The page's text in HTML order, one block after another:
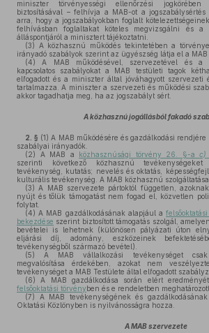
miniszter törvényességi ellenőrzési
biztosításával – felhívja a MAB-ot a jogszabálysértés
arra, hogy a jogszabályokban foglalt
felhívásban foglaltakat köteles megvizsgálni és a
álláspontjáról a minisztert tájékoztatni.
(3) A közhasznú működés tekintetében a
irányadó szabályok szerint az ügyészség látja el a MAB
(4) A MAB működésével, szervezetével és a
kapcsolatos szabályokat a MAB testületi tagok
elfogadott és a miniszter által jóváhagyott szervezeti
tartalmazza. A miniszter a szervezeti és működési
akkor tagadhatja meg, ha az jogszabályt sért.
A közhasznú jogállásból fakadó
2. § (1) A MAB működésére és gazdálkodási rendjére
szabályai irányadók.
(2) A MAB a közhasznúsági törvény 26. §-ac)
szerinti következő közhasznú
tevékenység, kutatás; nevelés és oktatás,
kulturális tevékenység. A MAB közhasznú
(3) A MAB szervezete pártoktól független,
nyújt és tőlük támogatást nem fogad el, közvetlen
folytat.
(4) A MAB gazdálkodásának alapjául a
bekezdése szerint biztosított támogatás szolgál,
bevételei is lehetnek (különösen pályázati úton
eljárási díj, adomány, eszközeinek
tevékenységből származó bevétel).
(5) A MAB vállalkozási tevékenységet
megvalósítása érdekében, azokat nem
tevékenységet a MAB Testülete által elfogadott
(6) A MAB gazdálkodása során elért
felsőoktatási törvényben és e rendeletben
(7) A MAB tevékenységének és
Oktatási Közlönyben is nyilvánosságra hozza.
A MAB szervezete